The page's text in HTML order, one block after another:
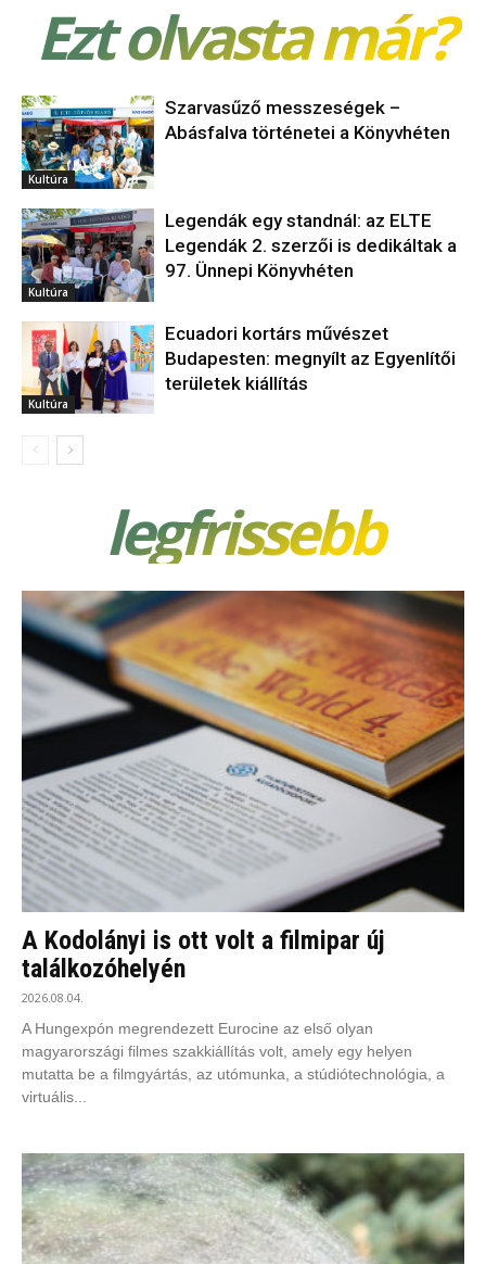
Ezt olvasta már?
Kultúra
Szarvasűző messzeségek –
Abásfalva történetei a Könyvhéten
Kultúra
Legendák egy standnál: az ELTE
Legendák 2. szerzői is dedikáltak a
97. Ünnepi Könyvhéten
Kultúra
Ecuadori kortárs művészet
Budapesten: megnyílt az Egyenlítői
területek kiállítás
legfrissebb
A Kodolányi is ott volt a filmipar új
találkozóhelyén
2026.08.04.
A Hungexpón megrendezett Eurocine az első olyan
magyarországi filmes szakkiállítás volt, amely egy helyen
mutatta be a filmgyártás, az utómunka, a stúdiótechnológia, a
virtuális...